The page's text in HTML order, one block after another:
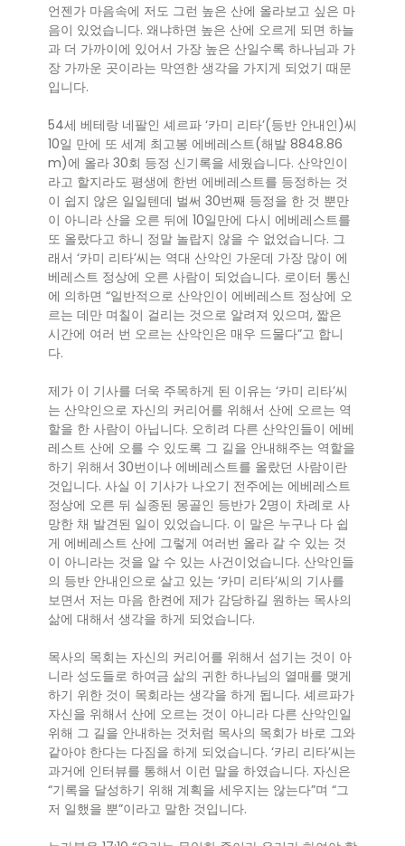
언젠가 마음속에 저도 그런 높은 산에 올라보고 싶은 마
음이 있었습니다. 왜냐하면 높은 산에 오르게 되면 하늘
과 더 가까이에 있어서 가장 높은 산일수록 하나님과 가
장 가까운 곳이라는 막연한 생각을 가지게 되었기 때문
입니다.
54세 베테랑 네팔인 셰르파 ‘카미 리타’(등반 안내인)씨
10일 만에 또 세계 최고봉 에베레스트(해발 8848.86
m)에 올라 30회 등정 신기록을 세웠습니다. 산악인이
라고 할지라도 평생에 한번 에베레스트를 등정하는 것
이 쉽지 않은 일일텐데 벌써 30번째 등정을 한 것 뿐만
이 아니라 산을 오른 뒤에 10일만에 다시 에베레스트를
또 올랐다고 하니 정말 놀랍지 않을 수 없었습니다. 그
래서 ‘카미 리타’씨는 역대 산악인 가운데 가장 많이 에
베레스트 정상에 오른 사람이 되었습니다. 로이터 통신
에 의하면 “일반적으로 산악인이 에베레스트 정상에 오
르는 데만 며칠이 걸리는 것으로 알려져 있으며, 짧은
시간에 여러 번 오르는 산악인은 매우 드물다”고 합니
다.
제가 이 기사를 더욱 주목하게 된 이유는 ‘카미 리타’씨
는 산악인으로 자신의 커리어를 위해서 산에 오르는 역
할을 한 사람이 아닙니다. 오히려 다른 산악인들이 에베
레스트 산에 오를 수 있도록 그 길을 안내해주는 역할을
하기 위해서 30번이나 에베레스트를 올랐던 사람이란
것입니다. 사실 이 기사가 나오기 전주에는 에베레스트
정상에 오른 뒤 실종된 몽골인 등반가 2명이 차례로 사
망한 채 발견된 일이 있었습니다. 이 말은 누구나 다 쉽
게 에베레스트 산에 그렇게 여러번 올라 갈 수 있는 것
이 아니라는 것을 알 수 있는 사건이었습니다. 산악인들
의 등반 안내인으로 살고 있는 ‘카미 리타’씨의 기사를
보면서 저는 마음 한켠에 제가 감당하길 원하는 목사의
삶에 대해서 생각을 하게 되었습니다.
목사의 목회는 자신의 커리어를 위해서 섬기는 것이 아
니라 성도들로 하여금 삶의 귀한 하나님의 열매를 맺게
하기 위한 것이 목회라는 생각을 하게 됩니다. 셰르파가
자신을 위해서 산에 오르는 것이 아니라 다른 산악인일
위해 그 길을 안내하는 것처럼 목사의 목회가 바로 그와
같아야 한다는 다짐을 하게 되었습니다. ‘카리 리타’씨는
과거에 인터뷰를 통해서 이런 말을 하였습니다. 자신은
“기록을 달성하기 위해 계획을 세우지는 않는다”며 “그
저 일했을 뿐”이라고 말한 것입니다.